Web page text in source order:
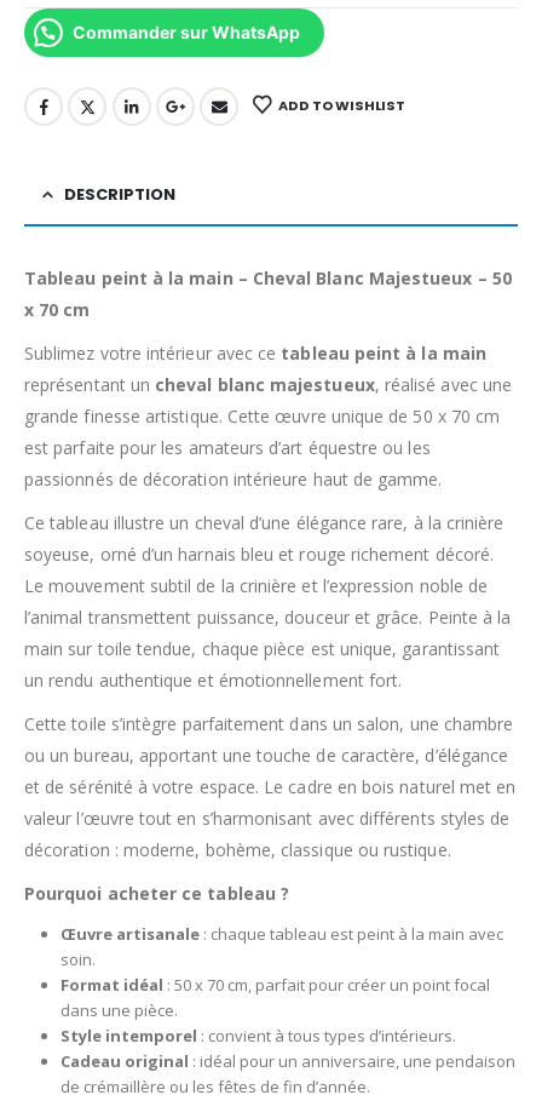
Commander sur WhatsApp
ADD TO WISHLIST
DESCRIPTION
Tableau peint à la main – Cheval Blanc Majestueux – 50
x 70 cm
Sublimez votre intérieur avec ce tableau peint à la main
représentant un cheval blanc majestueux, réalisé avec une
grande finesse artistique. Cette œuvre unique de 50 x 70 cm
est parfaite pour les amateurs d’art équestre ou les
passionnés de décoration intérieure haut de gamme.
Ce tableau illustre un cheval d’une élégance rare, à la crinière
soyeuse, orné d’un harnais bleu et rouge richement décoré.
Le mouvement subtil de la crinière et l’expression noble de
l’animal transmettent puissance, douceur et grâce. Peinte à la
main sur toile tendue, chaque pièce est unique, garantissant
un rendu authentique et émotionnellement fort.
Cette toile s’intègre parfaitement dans un salon, une chambre
ou un bureau, apportant une touche de caractère, d’élégance
et de sérénité à votre espace. Le cadre en bois naturel met en
valeur l’œuvre tout en s’harmonisant avec différents styles de
décoration : moderne, bohème, classique ou rustique.
Pourquoi acheter ce tableau ?
Œuvre artisanale: chaque tableau est peint à la main avec
soin.
Format idéal : 50 x 70 cm, parfait pour créer un point focal
dans une pièce.
Style intemporel : convient à tous types d’intérieurs.
Cadeau original : idéal pour un anniversaire, une pendaison
de crémaillère ou les fêtes de fin d’année.